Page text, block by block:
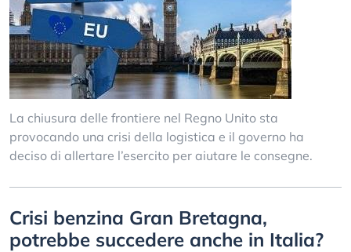
La chiusura delle frontiere nel Regno Unito sta
provocando una crisi della logistica e il governo ha
deciso di allertare l’esercito per aiutare le consegne.
Crisi benzina Gran Bretagna,
potrebbe succedere anche in Italia?